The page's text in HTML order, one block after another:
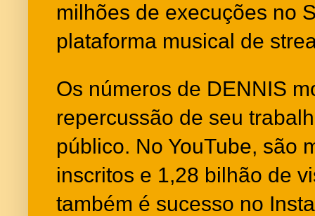
milhões de execuções no
plataforma musical de
Os números de DENNIS
repercussão de seu
público. No YouTube, são
inscritos e 1,28 bilhão de
também é sucesso no